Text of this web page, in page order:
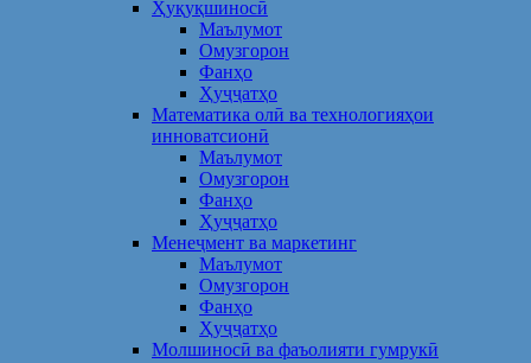
Ҳуқуқшиносӣ
Маълумот
Омузгорон
Фанҳо
Ҳуҷҷатҳо
Математика олӣ ва технологияҳои
инноватсионӣ
Маълумот
Омузгорон
Фанҳо
Ҳуҷҷатҳо
Менеҷмент ва маркетинг
Маълумот
Омузгорон
Фанҳо
Ҳуҷҷатҳо
Молшиносӣ ва фаъолияти гумрукӣ